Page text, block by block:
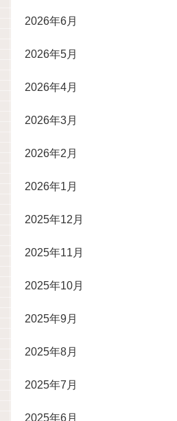
2026年6月
2026年5月
2026年4月
2026年3月
2026年2月
2026年1月
2025年12月
2025年11月
2025年10月
2025年9月
2025年8月
2025年7月
2025年6月